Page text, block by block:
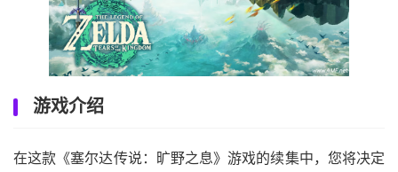
游戏介绍
在这款《塞尔达传说：旷野之息》游戏的续集中，您将决定